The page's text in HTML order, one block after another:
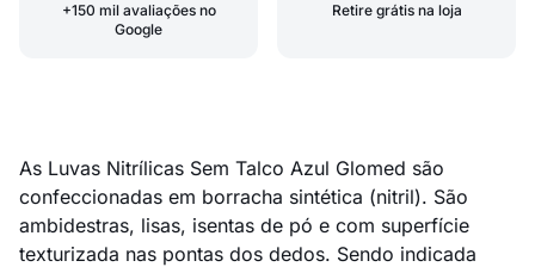
+150 mil avaliações no
Google
Retire grátis na loja
As Luvas Nitrílicas Sem Talco Azul Glomed são
confeccionadas em borracha sintética (nitril). São
ambidestras, lisas, isentas de pó e com superfície
texturizada nas pontas dos dedos. Sendo indicada